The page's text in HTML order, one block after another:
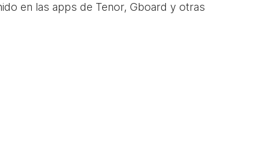
en las apps de Tenor, Gboard y otras